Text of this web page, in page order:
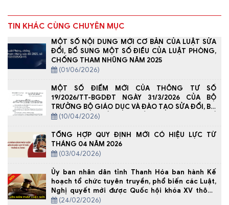
TIN KHÁC CÙNG CHUYÊN MỤC
MỘT SỐ NỘI DUNG MỚI CƠ BẢN CỦA LUẬT SỬA
ĐỔI, BỔ SUNG MỘT SỐ ĐIỀU CỦA LUẬT PHÒNG,
CHỐNG THAM NHŨNG NĂM 2025
(01/06/2026)
MỘT SỐ ĐIỂM MỚI CỦA THÔNG TƯ SỐ
19/2026/TT-BGDĐT NGÀY 31/3/2026 CỦA BỘ
TRƯỞNG BỘ GIÁO DỤC VÀ ĐÀO TẠO SỬA ĐỔI, BỔ
SUNG MỘT SỐ ĐIỀU CỦA THÔNG TƯ SỐ
VỀ DẠY THÊM, HỌC THÊM
(10/04/2026)
TỔNG HỢP QUY ĐỊNH MỚI CÓ HIỆU LỰC TỪ
THÁNG 04 NĂM 2026
(03/04/2026)
Ủy ban nhân dân tỉnh Thanh Hóa ban hành Kế
hoạch tổ chức tuyên truyền, phổ biến các Luật,
Nghị quyết mới được Quốc hội khóa XV thông
qua tại kỳ họp thứ 10 trên địa bàn tỉnh
(24/02/2026)